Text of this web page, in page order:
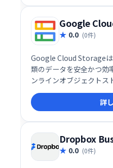
の成長を支える信頼でき
す。
Google
0.0 (0件)
Google Cloud Storage
類のデータを安全かつ効
ンラインオブジェクトス
ュメント、音声・動画
元管理し、中央リポジト
ケーラブルな設計で、
応。高度なセキュリティ
安心してお任せいただけ
る信頼性の高いストレー
詳
Dropbox
0.0 (0件)